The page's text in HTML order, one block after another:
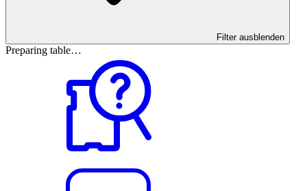
Filter ausblenden
Preparing table…